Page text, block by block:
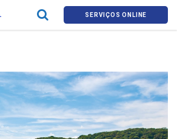
SERVIÇOS ONLINE